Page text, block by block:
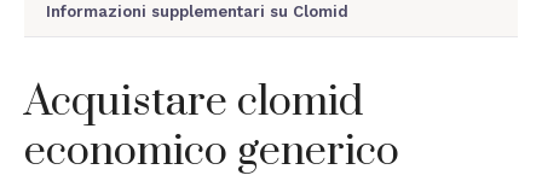
Informazioni supplementari su Clomid
Acquistare clomid
economico generico